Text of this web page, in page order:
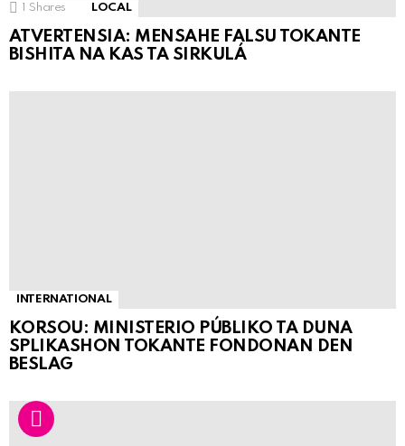
1 Shares LOCAL
ATVERTENSIA: MENSAHE FALSU TOKANTE
BISHITA NA KAS TA SIRKULÁ
INTERNATIONAL
KORSOU: MINISTERIO PÚBLIKO TA DUNA
SPLIKASHON TOKANTE FONDONAN DEN
BESLAG